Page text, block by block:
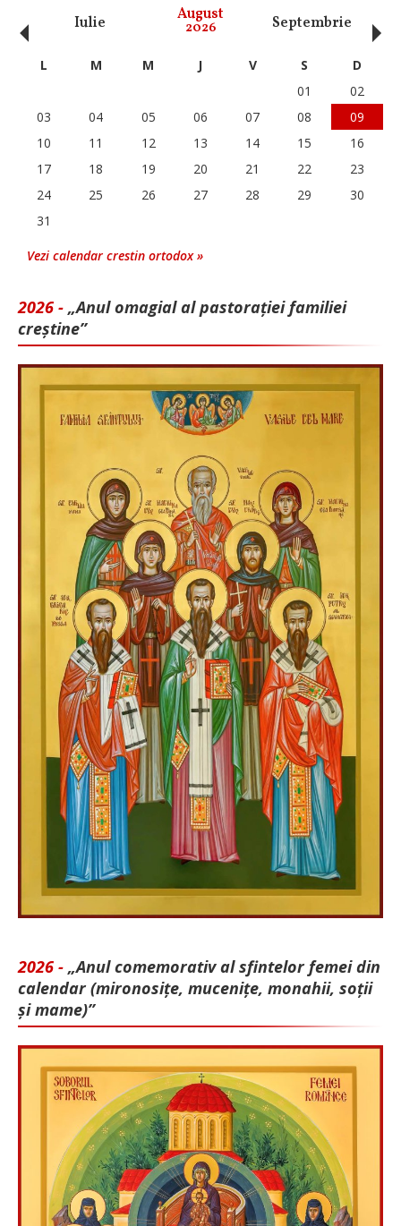
Iulie August
2026 Septembrie
‹ L M M J V S
D
01
02
03
04 05 06 07 08
09
10
11 12 13 14 15
16
17
18 19 20 21 22
23
24
25 26 27 28 29
30
31
Vezi calendar crestin ortodox »
2026 - „Anul omagial al pastorației familiei
creștine”
2026 - „Anul comemorativ al sfintelor femei din
calendar (mironosițe, mu­cenițe, monahii, soții
și mame)”